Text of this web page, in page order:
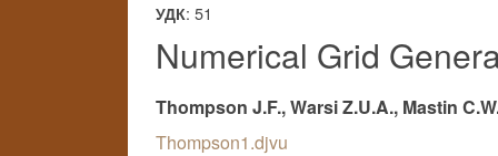
УДК: 51
Numerical Grid
Thompson J.F., Warsi Z.U.A., Mastin
Thompson1.djvu